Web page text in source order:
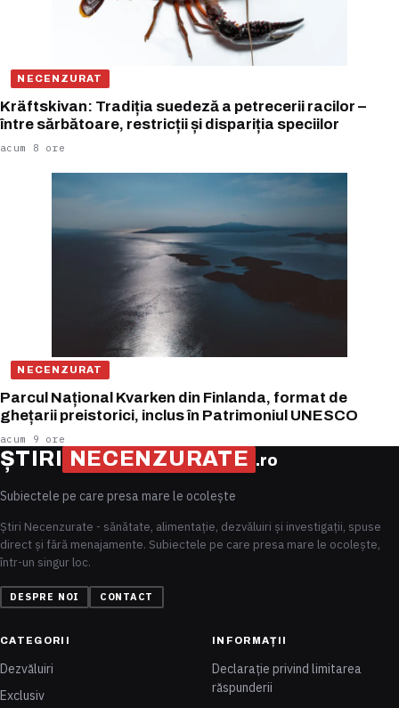
NECENZURAT
Kräftskivan: Tradiția suedeză a petrecerii racilor –
între sărbătoare, restricții și dispariția speciilor
acum 8 ore
NECENZURAT
Parcul Național Kvarken din Finlanda, format de
ghețarii preistorici, inclus în Patrimoniul UNESCO
acum 9 ore
ȘTIRI NECENZURATE .ro
Subiectele pe care presa mare le ocolește
Știri Necenzurate - sănătate, alimentație, dezvăluiri și investigații, spuse
direct și fără menajamente. Subiectele pe care presa mare le ocolește,
într-un singur loc.
DESPRE NOI CONTACT
CATEGORII
Dezvăluiri
Exclusiv
INFORMAȚII
Declarație privind limitarea
răspunderii